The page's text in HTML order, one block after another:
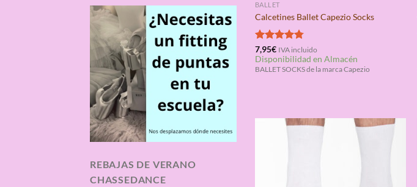
REBAJAS DE VERANO
CHASSEDANCE
BALLET
Calcetines Ballet Capezio Socks
Valorado
con4.75
de 5
7,95€ IVA incluido
Disponibilidad en Almacén
BALLET SOCKS de la marca Capezio